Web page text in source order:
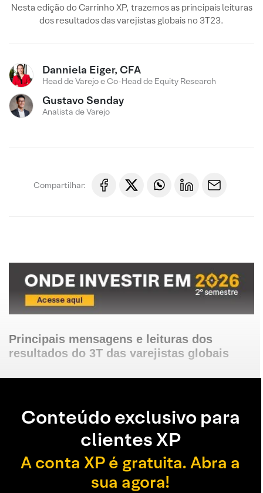
Nesta edição do Carrinho XP, trazemos as principais leituras
dos resultados das varejistas globais no 3T23.
Danniela Eiger, CFA
Head de Varejo e Co-Head de Equity Research
Gustavo Senday
Analista de Varejo
Compartilhar:
Principais mensagens e leituras dos
resultados do 3T das varejistas globais
Conteúdo exclusivo para
clientes XP
A conta XP é gratuita. Abra a
sua agora!